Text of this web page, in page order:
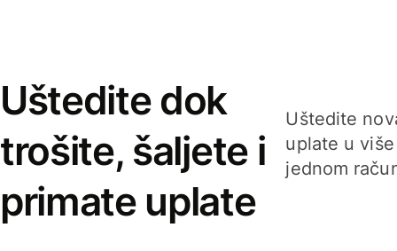
Uštedite dok
trošite, šaljete i
primate uplate
Uštedite
uplate u
jednom